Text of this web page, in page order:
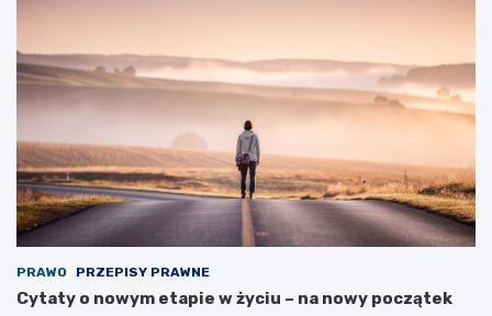
PRAWO PRZEPISY PRAWNE
Cytaty o nowym etapie w życiu – na nowy początek